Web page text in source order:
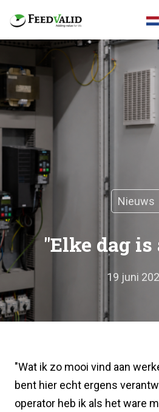
Nieuws
"Elke dag is
19 juni
"Wat ik zo mooi vind aan
bent hier echt ergens
operator heb ik als het ware